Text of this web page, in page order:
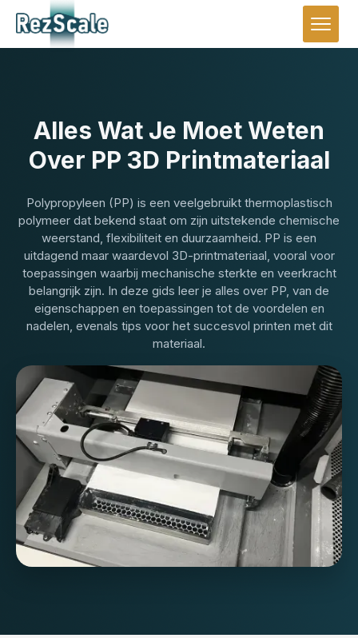
Alles Wat Je Moet Weten
Over PP 3D Printmateriaal
Polypropyleen (PP) is een veelgebruikt thermoplastisch
polymeer dat bekend staat om zijn uitstekende chemische
weerstand, flexibiliteit en duurzaamheid. PP is een
uitdagend maar waardevol 3D-printmateriaal, vooral voor
toepassingen waarbij mechanische sterkte en veerkracht
belangrijk zijn. In deze gids leer je alles over PP, van de
eigenschappen en toepassingen tot de voordelen en
nadelen, evenals tips voor het succesvol printen met dit
materiaal.